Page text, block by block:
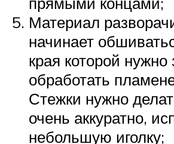
Материал
начинает
края которой нужно
обработать
Стежки нужно
очень аккуратно,
небольшую иголку;